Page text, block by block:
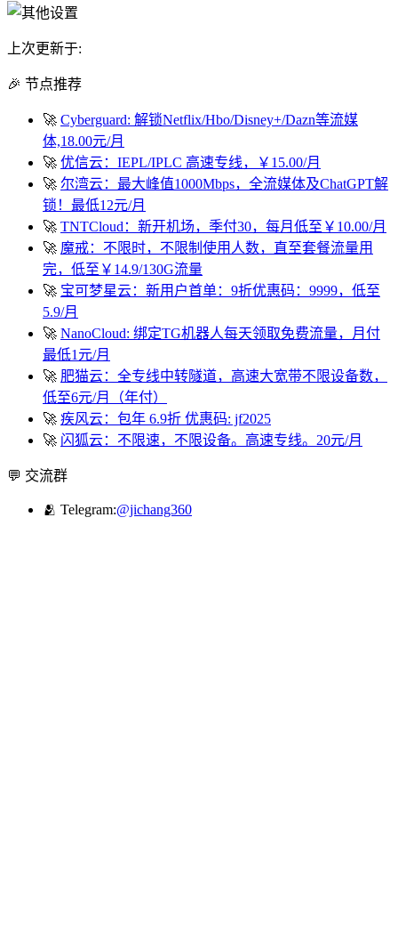
上次更新于:
🎉 节点推荐
🚀 Cyberguard: 解锁Netflix/Hbo/Disney+/Dazn等流媒
体,18.00元/月
🚀 优信云：IEPL/IPLC 高速专线，￥15.00/月
🚀 尔湾云：最大峰值1000Mbps，全流媒体及ChatGPT解
锁！最低12元/月
🚀 TNTCloud：新开机场，季付30，每月低至￥10.00/月
🚀 魔戒：不限时，不限制使用人数，直至套餐流量用
完，低至￥14.9/130G流量
🚀 宝可梦星云：新用户首单：9折优惠码：9999，低至
5.9/月
🚀 NanoCloud: 绑定TG机器人每天领取免费流量，月付
最低1元/月
🚀 肥猫云：全专线中转隧道，高速大宽带不限设备数，
低至6元/月（年付）
🚀 疾风云：包年 6.9折 优惠码: jf2025
🚀 闪狐云：不限速，不限设备。高速专线。20元/月
💬 交流群
🫂 Telegram:@jichang360